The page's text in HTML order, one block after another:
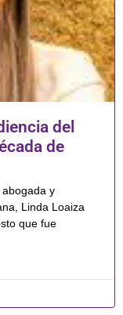
del
de
abogada y
Linda Loaiza
que fue